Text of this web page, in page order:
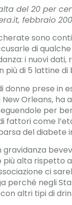
del 20 per
febbraio
sono
di
i nuovi
più di 5 lattine
donne prese in
New Orleans,
per
fattori come
del diabete
gravidanza
alta rispetto
ci
perché negli
altri tipi di